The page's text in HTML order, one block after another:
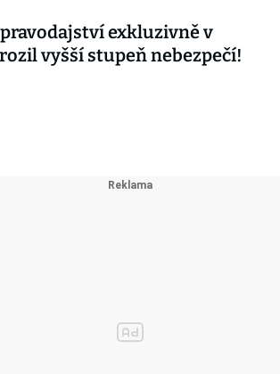
exkluzivně v
vyšší stupeň nebezpečí!